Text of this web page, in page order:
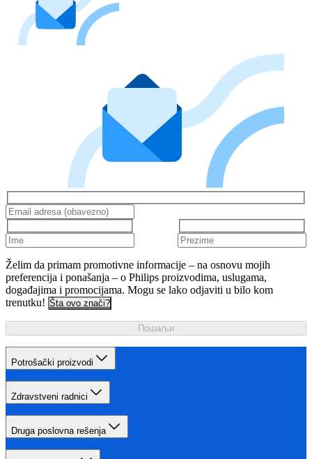
Želim da primam promotivne informacije – na osnovu mojih
preferencija i ponašanja – o Philips proizvodima, uslugama,
događajima i promocijama. Mogu se lako odjaviti u bilo kom
trenutku! Šta ovo znači?
Пошаљи
Potrošački proizvodi
Zdravstveni radnici
Druga poslovna rešenja